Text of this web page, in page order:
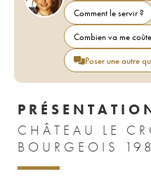
Comment le servir ?
Combien va me
Poser une autre
CHÂTEAU LE